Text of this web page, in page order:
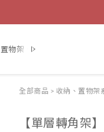
物架、毛巾杆、蓮蓬頭
全部商品 > 收納、置物架
【單層轉角架